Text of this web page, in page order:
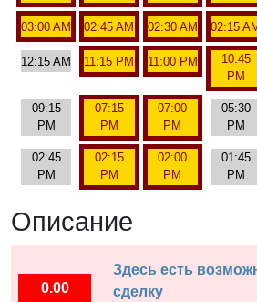
03:00 AM 02:45 AM 02:30 AM 02:15
12:15 AM 11:15 PM 11:00 PM
10:45
PM
09:15
PM
07:15
PM
07:00
PM
05:30
PM
02:45
PM
02:15
PM
02:00
PM
01:45
PM
Описание
0.00
Здесь есть
сделку